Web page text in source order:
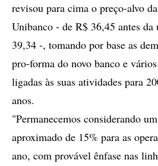
revisou para cima o preço-alvo
Unibanco - de R$ 36,45 antes
39,34 -, tomando por base as
pro-forma do novo banco e
ligadas às suas atividades para
anos.
"Permanecemos considerando
aproximado de 15% para as
ano, com provável ênfase nas